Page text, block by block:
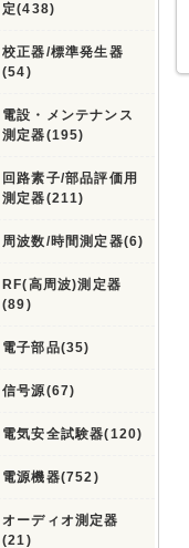
定(438)
校正器/標準発生器
(54)
電設・メンテナンス
測定器(195)
回路素子/部品評価用
測定器(211)
周波数/時間測定器(6)
RF(高周波)測定器
(89)
電子部品(35)
信号源(67)
電気安全試験器(120)
電源機器(752)
オーディオ測定器
(21)